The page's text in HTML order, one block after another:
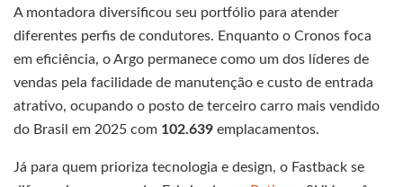
A montadora diversificou seu portfólio para atender
diferentes perfis de condutores. Enquanto o Cronos foca
em eficiência, o Argo permanece como um dos líderes de
vendas pela facilidade de manutenção e custo de entrada
atrativo, ocupando o posto de terceiro carro mais vendido
do Brasil em 2025 com 102.639 emplacamentos.
Já para quem prioriza tecnologia e design, o Fastback se